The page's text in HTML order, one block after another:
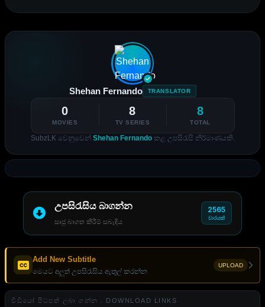
Shehan Fernando TRANSLATOR
0
MOVIES
8
TV SERIES
8
TOTAL
SubzLK වෙනුවෙන් Shehan Fernandoකළ උපසිරැසි නිර්මාණයකි.
උපසිරැසිය බාගන්න
සෘජු බාගත කිරීම් සබැඳිය
2565
වාරයක්
Add New Subtitle
මෙයට අලුත් උපසිරැසිය ඇතුල් කරන්න
UPLOAD
වීඩියෝ පිටපත් ලබා ගන්න . DOWNLOAD LINKS